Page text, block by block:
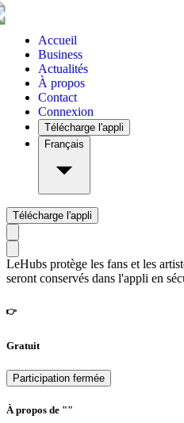
Accueil
Business
Actualités
À propos
Contact
Connexion
Télécharge l'appli
Français
Télécharge l'appli
LeHubs protège les fans et les
seront conservés dans l'appli en
👉
Gratuit
Participation fermée
À propos de ""